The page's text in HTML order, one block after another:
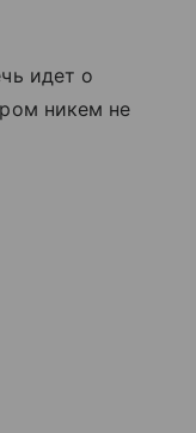
идет о
никем не